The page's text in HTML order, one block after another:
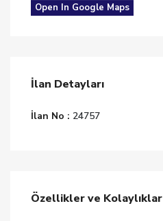
Open In Google Maps
İlan Detayları
İlan No : 24757
Özellikler ve Kolaylıklar